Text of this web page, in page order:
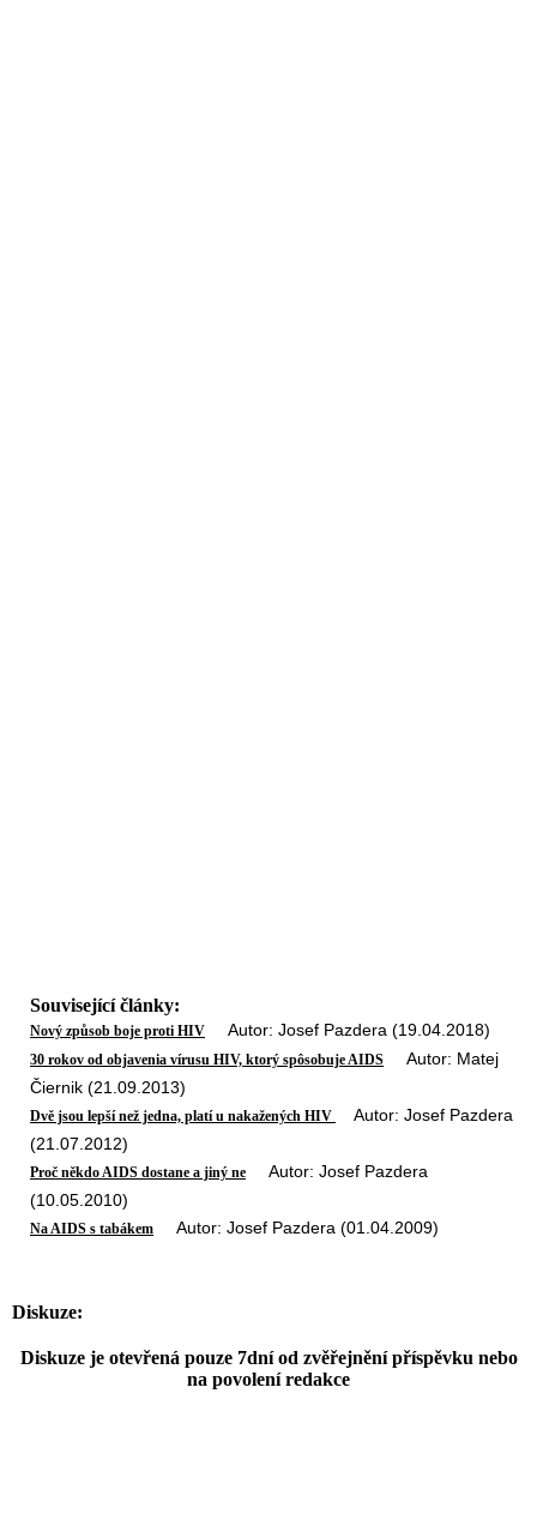
Související články:
Nový způsob boje proti HIV Autor: Josef Pazdera (19.04.2018)
30 rokov od objavenia vírusu HIV, ktorý spôsobuje AIDS Autor: Matej
Čiernik (21.09.2013)
Dvě jsou lepší než jedna, platí u nakažených HIV
Autor: Josef Pazdera
(21.07.2012)
Proč někdo AIDS dostane a jiný ne Autor: Josef Pazdera
(10.05.2010)
Na AIDS s tabákem Autor: Josef Pazdera (01.04.2009)
Diskuze:
Diskuze je otevřená pouze 7dní od zvěřejnění příspěvku nebo
na povolení redakce